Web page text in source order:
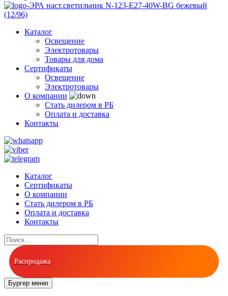
Каталог
Освещение
Электротовары
Товары для дома
Сертификаты
Освещение
Электротовары
О компании
Стать дилером в РБ
Оплата и доставка
Контакты
Каталог
Сертификаты
О компании
Стать дилером в РБ
Оплата и доставка
Контакты
Распродажа
Бургер меню